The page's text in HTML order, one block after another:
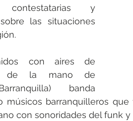
y
las situaciones
con aires de
banda
músicos barranquilleros
con sonoridades del funk y